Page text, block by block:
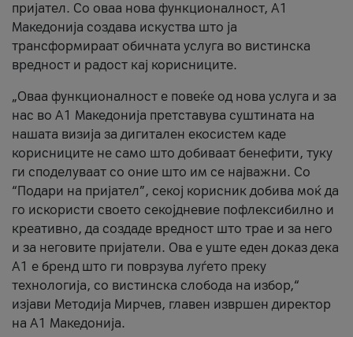
пријател. Со оваа нова функционалност, А1
Македонија создава искуства што ја
трансформираат обичната услуга во вистинска
вредност и радост кај корисниците.
„Оваа функционалност е повеќе од нова услуга и за
нас во А1 Македонија претставува суштината на
нашата визија за дигитален екосистем каде
корисниците не само што добиваат бенефити, туку
ги споделуваат со оние што им се најважни. Со
“Подари на пријател”, секој корисник добива моќ да
го искористи своето секојдневие пофлексибилно и
креативно, да создаде вредност што трае и за него
и за неговите пријатели. Ова е уште еден доказ дека
А1 е бренд што ги поврзува луѓето преку
технологија, со вистинска слобода на избор,“
изјави Методија Мирчев, главен извршен директор
на А1 Македонија.